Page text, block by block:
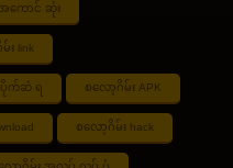
အကောင် ဆုံး
း link
ပိုက်ဆံ ရ စလော့ဂိမ်း APK
စလော့ဂိမ်း hack